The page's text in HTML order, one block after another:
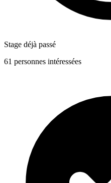
Stage déjà passé
61 personnes intéressées